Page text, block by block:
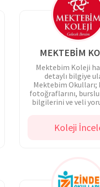
MEKTEBİM
Mektebim Koleji
detaylı bilgiye
Mektebim Okulları;
fotoğraflarını,
bilgilerini ve veli
Koleji